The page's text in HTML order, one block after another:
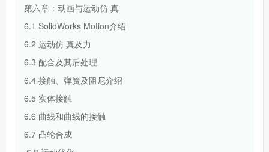
第六章：动画与运动仿 真
6.1 SolidWorks Motion介绍
6.2 运动仿 真及力
6.3 配合及其后处理
6.4 接触、弹簧及阻尼介绍
6.5 实体接触
6.6 曲线和曲线的接触
6.7 凸轮合成